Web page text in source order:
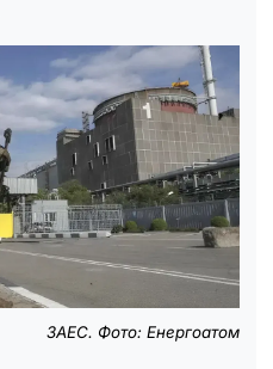
ЗАЕС. Фото: Енергоатом